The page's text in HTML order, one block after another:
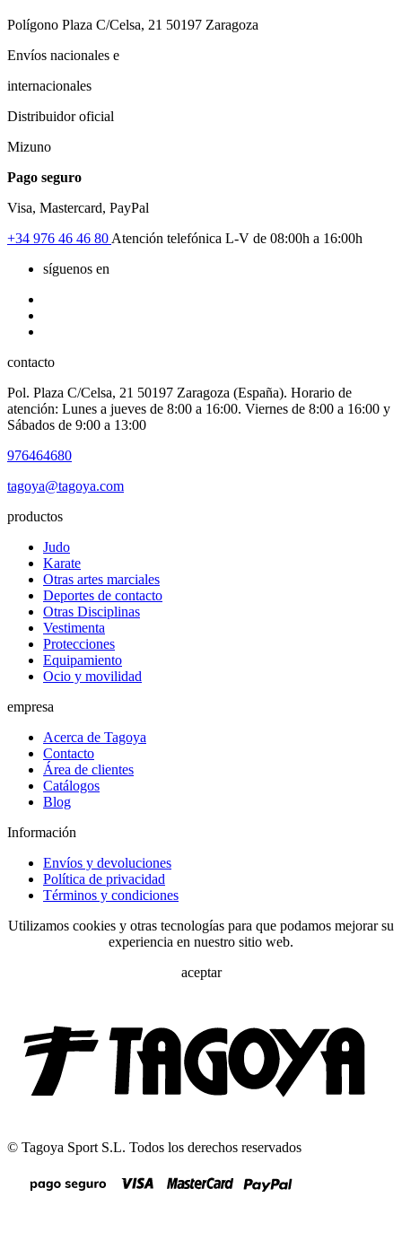
Polígono Plaza C/Celsa, 21 50197 Zaragoza
Envíos nacionales e
internacionales
Distribuidor oficial
Mizuno
Pago seguro
Visa, Mastercard, PayPal
+34 976 46 46 80 Atención telefónica L-V de 08:00h a 16:00h
síguenos en
contacto
Pol. Plaza C/Celsa, 21 50197 Zaragoza (España). Horario de
atención: Lunes a jueves de 8:00 a 16:00. Viernes de 8:00 a 16:00 y
Sábados de 9:00 a 13:00
976464680
tagoya@tagoya.com
productos
Judo
Karate
Otras artes marciales
Deportes de contacto
Otras Disciplinas
Vestimenta
Protecciones
Equipamiento
Ocio y movilidad
empresa
Acerca de Tagoya
Contacto
Área de clientes
Catálogos
Blog
Información
Envíos y devoluciones
Política de privacidad
Términos y condiciones
Utilizamos cookies y otras tecnologías para que podamos mejorar su
experiencia en nuestro sitio web.
aceptar
© Tagoya Sport S.L. Todos los derechos reservados